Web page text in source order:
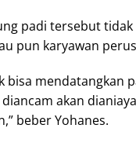
padi tersebut tidak
pun karyawan
bisa mendatangkan
akan
beber Yohanes.